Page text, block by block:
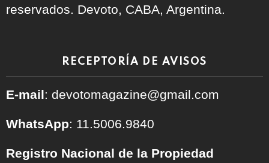
reservados. Devoto, CABA, Argentina.
RECEPTORÍA DE AVISOS
E-mail: devotomagazine@gmail.com
WhatsApp: 11.5006.9840
Registro Nacional de la Propiedad